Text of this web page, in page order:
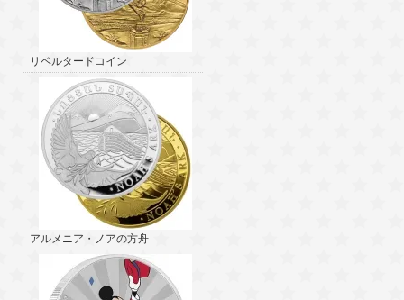
リベルタードコイン
アルメニア・ノアの方舟